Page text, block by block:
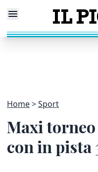
Home Sport
Maxi
con in pista